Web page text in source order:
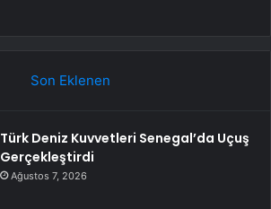
Son Eklenen
Türk Deniz Kuvvetleri Senegal’da Uçuş
Gerçekleştirdi
Ağustos 7, 2026